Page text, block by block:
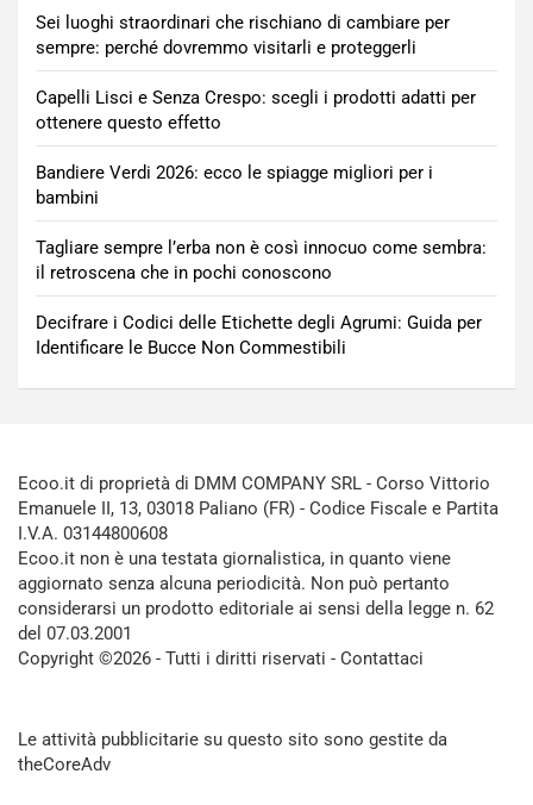
Sei luoghi straordinari che rischiano di cambiare per
sempre: perché dovremmo visitarli e proteggerli
Capelli Lisci e Senza Crespo: scegli i prodotti adatti per
ottenere questo effetto
Bandiere Verdi 2026: ecco le spiagge migliori per i
bambini
Tagliare sempre l’erba non è così innocuo come sembra:
il retroscena che in pochi conoscono
Decifrare i Codici delle Etichette degli Agrumi: Guida per
Identificare le Bucce Non Commestibili
Ecoo.it di proprietà di DMM COMPANY SRL - Corso Vittorio
Emanuele II, 13, 03018 Paliano (FR) - Codice Fiscale e Partita
I.V.A. 03144800608
Ecoo.it non è una testata giornalistica, in quanto viene
aggiornato senza alcuna periodicità. Non può pertanto
considerarsi un prodotto editoriale ai sensi della legge n. 62
del 07.03.2001
Copyright ©2026 - Tutti i diritti riservati - Contattaci
Le attività pubblicitarie su questo sito sono gestite da
theCoreAdv